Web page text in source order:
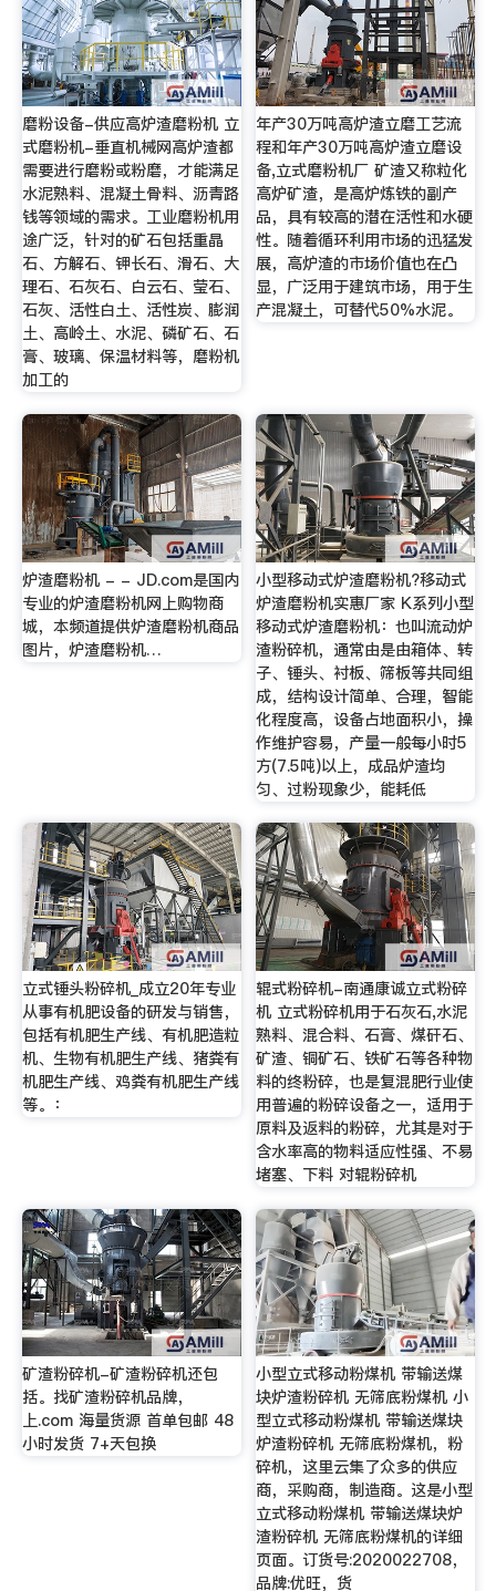
磨粉设备-供应高炉渣磨粉机 立
式磨粉机-垂直机械网高炉渣都
需要进行磨粉或粉磨，才能满足
水泥熟料、混凝土骨料、沥青路
钱等领域的需求。工业磨粉机用
途广泛，针对的矿石包括重晶
石、方解石、钾长石、滑石、大
理石、石灰石、白云石、莹石、
石灰、活性白土、活性炭、膨润
土、高岭土、水泥、磷矿石、石
膏、玻璃、保温材料等，磨粉机
加工的
年产30万吨高炉渣立磨工艺流
程和年产30万吨高炉渣立磨设
备,立式磨粉机厂 矿渣又称粒化
高炉矿渣，是高炉炼铁的副产
品，具有较高的潜在活性和水硬
性。随着循环利用市场的迅猛发
展，高炉渣的市场价值也在凸
显，广泛用于建筑市场，用于生
产混凝土，可替代50%水泥。
炉渣磨粉机 - - JD.com是国内
专业的炉渣磨粉机网上购物商
城，本频道提供炉渣磨粉机商品
图片，炉渣磨粉机…
小型移动式炉渣磨粉机?移动式
炉渣磨粉机实惠厂家 K系列小型
移动式炉渣磨粉机：也叫流动炉
渣粉碎机，通常由是由箱体、转
子、锤头、衬板、筛板等共同组
成，结构设计简单、合理，智能
化程度高，设备占地面积小，操
作维护容易，产量一般每小时5
方(7.5吨)以上，成品炉渣均
匀、过粉现象少，能耗低
立式锤头粉碎机_成立20年专业
从事有机肥设备的研发与销售，
包括有机肥生产线、有机肥造粒
机、生物有机肥生产线、猪粪有
机肥生产线、鸡粪有机肥生产线
等。：
辊式粉碎机-南通康诚立式粉碎
机 立式粉碎机用于石灰石,水泥
熟料、混合料、石膏、煤矸石、
矿渣、铜矿石、铁矿石等各种物
料的终粉碎，也是复混肥行业使
用普遍的粉碎设备之一，适用于
原料及返料的粉碎，尤其是对于
含水率高的物料适应性强、不易
堵塞、下料 对辊粉碎机
矿渣粉碎机-矿渣粉碎机还包
括。找矿渣粉碎机品牌，
上.com 海量货源 首单包邮 48
小时发货 7+天包换
小型立式移动粉煤机 带输送煤
块炉渣粉碎机 无筛底粉煤机 小
型立式移动粉煤机 带输送煤块
炉渣粉碎机 无筛底粉煤机，粉
碎机，这里云集了众多的供应
商，采购商，制造商。这是小型
立式移动粉煤机 带输送煤块炉
渣粉碎机 无筛底粉煤机的详细
页面。订货号:2020022708，
品牌:优旺，货